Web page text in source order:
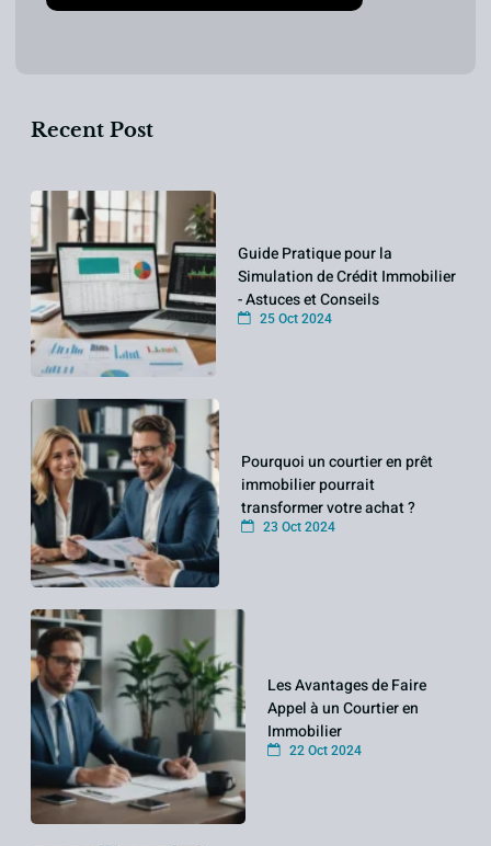
Recent Post
Guide Pratique pour la
Simulation de Crédit Immobilier
- Astuces et Conseils
25 Oct 2024
Pourquoi un courtier en prêt
immobilier pourrait
transformer votre achat ?
23 Oct 2024
Les Avantages de Faire
Appel à un Courtier en
Immobilier
22 Oct 2024